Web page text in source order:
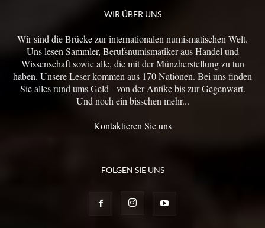
WIR ÜBER UNS
Wir sind die Brücke zur internationalen numismatischen Welt.
Uns lesen Sammler, Berufsnumismatiker aus Handel und
Wissenschaft sowie alle, die mit der Münzherstellung zu tun
haben. Unsere Leser kommen aus 170 Nationen. Bei uns finden
Sie alles rund ums Geld - von der Antike bis zur Gegenwart.
Und noch ein bisschen mehr...
Kontaktieren Sie uns
FOLGEN SIE UNS